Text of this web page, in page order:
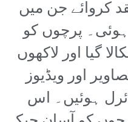
کروائے جن میں
پرچوں کو
گیا اور لاکھوں
اور ویڈیوز
ہوئیں۔ اس